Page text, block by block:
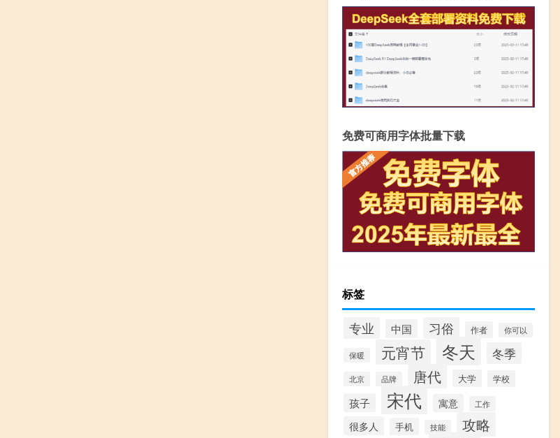
免费可商用字体批量下载
标签
专业 中国 习俗 作者 你可以
保暖 元宵节 冬天 冬季
北京 品牌 唐代 大学 学校
孩子 宋代 寓意 工作
很多人 手机 技能 攻略